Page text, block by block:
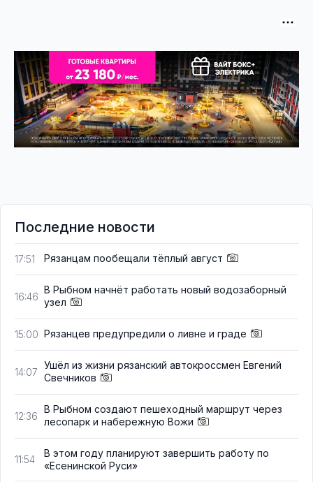
Последние новости
17:51 Рязанцам пообещали тёплый август
16:46
В Рыбном начнёт работать новый водозаборный
узел
15:00 Рязанцев предупредили о ливне и граде
14:07
Ушёл из жизни рязанский автокроссмен Евгений
Свечников
12:36
В Рыбном создают пешеходный маршрут через
лесопарк и набережную Вожи
11:54
В этом году планируют завершить работу по
«Есенинской Руси»